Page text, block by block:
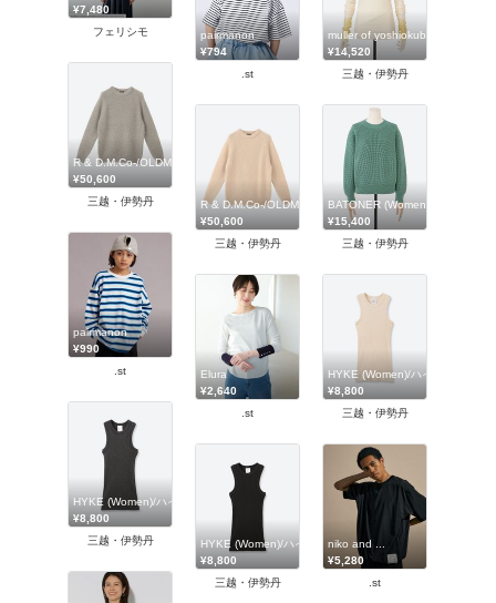
¥7,480
フェリシモ
pairmanon
¥794
.st
muller of yoshiokubo (Women)/
¥14,520
三越・伊勢丹
R & D.M.Co-/OLDMAN'S TAILOR/アールアンドディーエムコー/オールドマンズテー
¥50,600
三越・伊勢丹
R & D.M.Co-/OLDMAN'S TAILOR/アールアンドディーエ
¥50,600
三越・伊勢丹
BATONER (Women)/バトナー
¥15,400
三越・伊勢丹
pairmanon
¥990
.st
Elura
¥2,640
.st
HYKE (Women)/ハイク
¥8,800
三越・伊勢丹
HYKE (Women)/ハイク
¥8,800
三越・伊勢丹
HYKE (Women)/ハイク
¥8,800
三越・伊勢丹
niko and ...
¥5,280
.st